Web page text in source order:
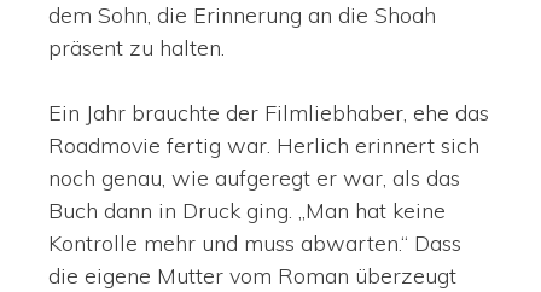
dem Sohn, die Erinnerung an die Shoah
präsent zu halten.
Ein Jahr brauchte der Filmliebhaber, ehe das
Roadmovie fertig war. Herlich erinnert sich
noch genau, wie aufgeregt er war, als das
Buch dann in Druck ging. „Man hat keine
Kontrolle mehr und muss abwarten.“ Dass
die eigene Mutter vom Roman überzeugt